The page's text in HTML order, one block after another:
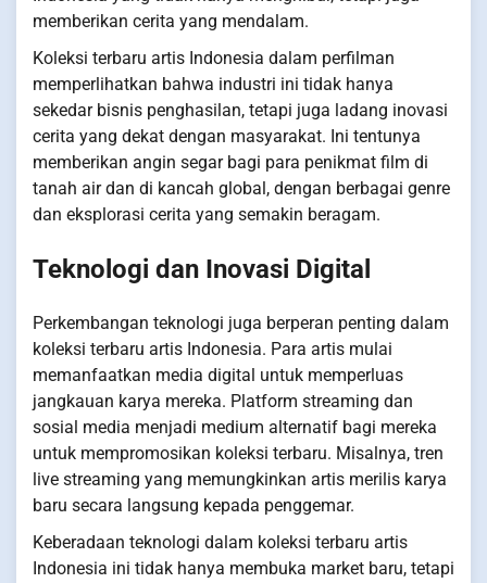
memberikan cerita yang mendalam.
Koleksi terbaru artis Indonesia dalam perfilman
memperlihatkan bahwa industri ini tidak hanya
sekedar bisnis penghasilan, tetapi juga ladang inovasi
cerita yang dekat dengan masyarakat. Ini tentunya
memberikan angin segar bagi para penikmat film di
tanah air dan di kancah global, dengan berbagai genre
dan eksplorasi cerita yang semakin beragam.
Teknologi dan Inovasi Digital
Perkembangan teknologi juga berperan penting dalam
koleksi terbaru artis Indonesia. Para artis mulai
memanfaatkan media digital untuk memperluas
jangkauan karya mereka. Platform streaming dan
sosial media menjadi medium alternatif bagi mereka
untuk mempromosikan koleksi terbaru. Misalnya, tren
live streaming yang memungkinkan artis merilis karya
baru secara langsung kepada penggemar.
Keberadaan teknologi dalam koleksi terbaru artis
Indonesia ini tidak hanya membuka market baru, tetapi